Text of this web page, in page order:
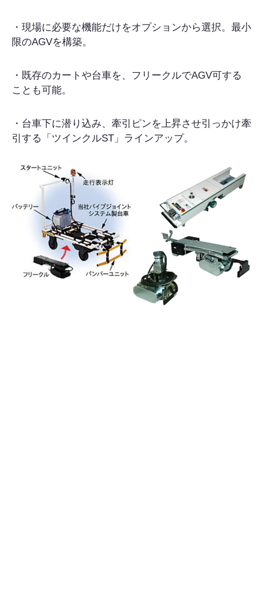
・現場に必要な機能だけをオプションから選択。最小
限のAGVを構築。
・既存のカートや台車を、フリークルでAGV可する
ことも可能。
・台車下に潜り込み、牽引ピンを上昇させ引っかけ牽
引する「ツインクルST」ラインアップ。